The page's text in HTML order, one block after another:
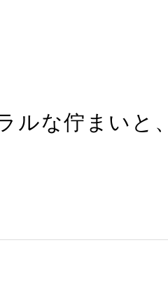
ルな佇まいと